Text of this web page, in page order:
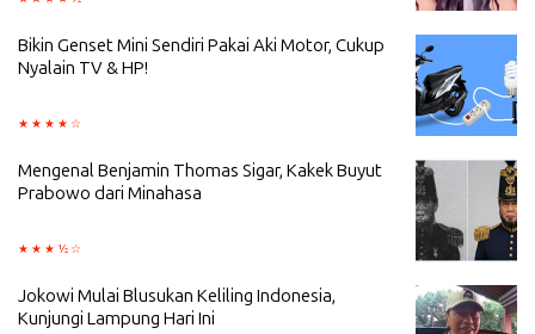
Bikin Genset Mini Sendiri Pakai Aki Motor, Cukup
Nyalain TV & HP!
Mengenal Benjamin Thomas Sigar, Kakek Buyut
Prabowo dari Minahasa
Jokowi Mulai Blusukan Keliling Indonesia,
Kunjungi Lampung Hari Ini